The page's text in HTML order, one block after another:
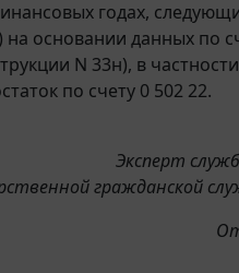
годах,
основании данных по
N 33н), в
по счету 0 502 22.
Эксперт
гражданской